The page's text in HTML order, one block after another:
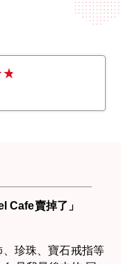
Cafe賣掉了」
珍珠、寶石戒指等